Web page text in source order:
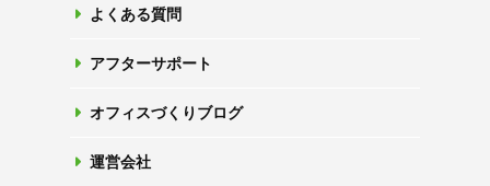
よくある質問
アフターサポート
オフィスづくりブログ
運営会社